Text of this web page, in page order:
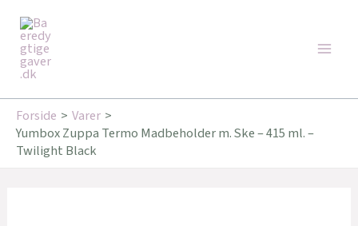
indholdet
Forside
Varer
Yumbox Zuppa Termo Madbeholder m. Ske – 415 ml. –
Twilight Black
Tilbud!
Tilbud!
199,00 kr..159,20 kr..
Tilbud!
Tilbud!
199,00 kr..175,30 kr..